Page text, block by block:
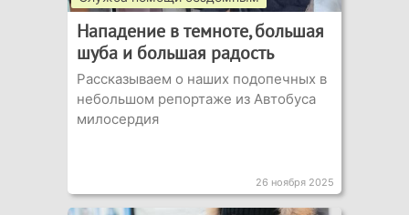
Нападение в темноте, большая
шуба и большая радость
Рассказываем о наших подопечных в
небольшом репортаже из Автобуса
милосердия
26 ноября 2025